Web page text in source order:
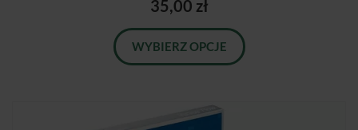
35,00 zł
WYBIERZ OPCJE